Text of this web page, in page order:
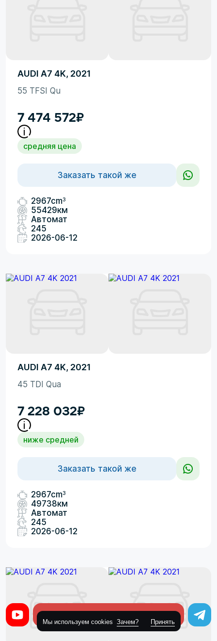
AUDI A7 4K, 2021
55 TFSI Qu
7 474 572₽
средняя цена
Заказать такой же
2967cm3
55429км
Автомат
245
2026-06-12
AUDI A7 4K, 2021
45 TDI Qua
7 228 032₽
ниже средней
Заказать такой же
2967cm3
49738км
Автомат
245
2026-06-12
Мы используем cookies Зачем? Принять